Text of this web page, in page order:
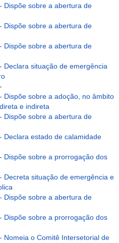
Dispõe sobre a abertura de
Dispõe sobre a abertura de
Dispõe sobre a abertura de
Declara situação de emergência
Dispõe sobre a adoção, no âmbito
e indireta
Dispõe sobre a abertura de
Declara estado de calamidade
Dispõe sobre a prorrogação dos
Decreta situação de emergência e
Dispõe sobre a abertura de
Dispõe sobre a prorrogação dos
Nomeia o Comitê Intersetorial de